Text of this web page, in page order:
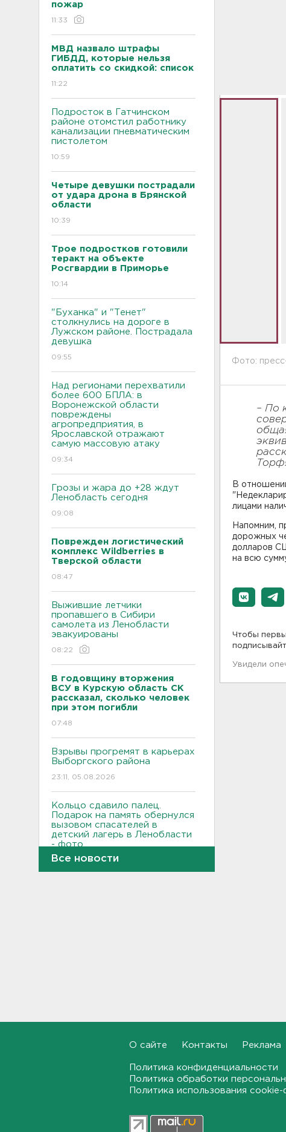
пожар
11:33
МВД назвало штрафы
ГИБДД, которые нельзя
оплатить со скидкой: список
11:22
Подросток в Гатчинском
районе отомстил работнику
канализации пневматическим
пистолетом
10:59
Четыре девушки пострадали
от удара дрона в Брянской
области
10:39
Трое подростков готовили
теракт на объекте
Росгвардии в Приморье
10:14
"Буханка" и "Тенет"
столкнулись на дороге в
Лужском районе. Пострадала
девушка
09:55
Над регионами перехватили
более 600 БПЛА: в
Воронежской области
повреждены
агропредприятия, в
Ярославской отражают
самую массовую атаку
09:34
Грозы и жара до +28 ждут
Ленобласть сегодня
09:08
Поврежден логистический
комплекс Wildberries в
Тверской области
08:47
Выжившие летчики
пропавшего в Сибири
самолета из Ленобласти
эвакуированы
08:22
В годовщину вторжения
ВСУ в Курскую область СК
рассказал, сколько человек
при этом погибли
07:48
Взрывы прогремят в карьерах
Выборгского района
23:11, 05.08.2026
Кольцо сдавило палец.
Подарок на память обернулся
вызовом спасателей в
детский лагерь в Ленобласти
- фото
22:51, 05.08.2026
Показываем канал и лодку,
что наехала на детей на
матрасе - фото и видео
Все новости
Фото:
– По
В
лицами
Напомним,
дорожных
долларов
на всю
Чтобы
Увидели
О сайте Контакты Реклама
Политика конфиденциальности
Политика обработки
Политика использования